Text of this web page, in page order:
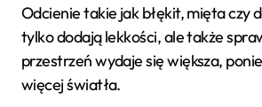
Odcienie takie jak błękit, mięta czy
tylko dodają lekkości, ale także
przestrzeń wydaje się większa,
więcej światła.